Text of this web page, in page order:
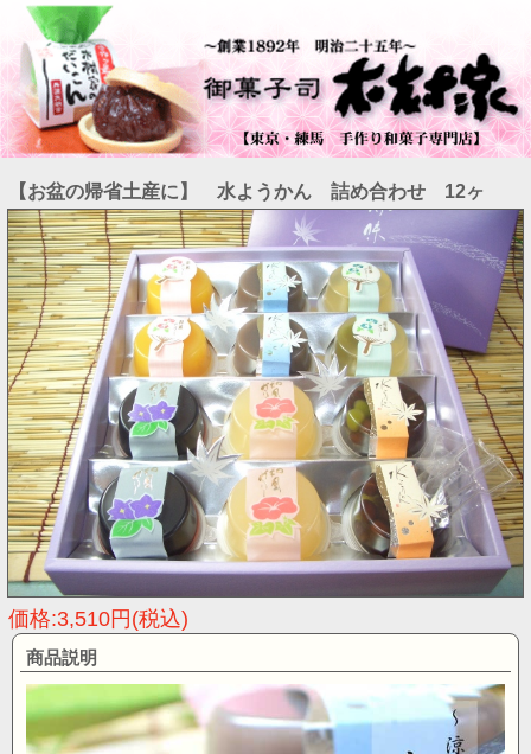
【お盆の帰省土産に】 水ようかん 詰め合わせ 12ヶ
価格:3,510円(税込)
商品説明